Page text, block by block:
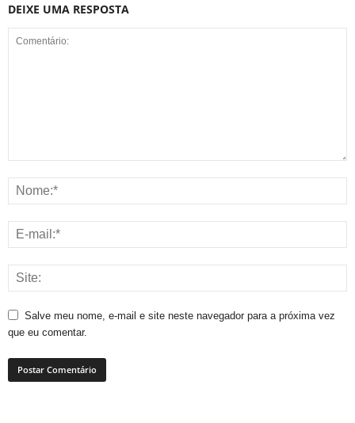
DEIXE UMA RESPOSTA
Salve meu nome, e-mail e site neste navegador para a próxima vez
que eu comentar.